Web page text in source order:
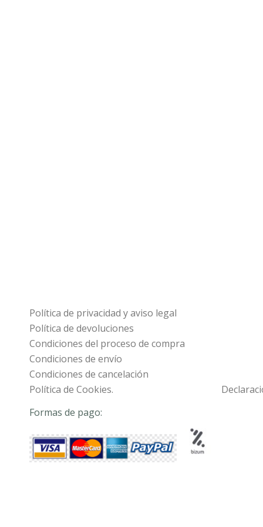
Política de privacidad y aviso legal
Política de devoluciones
Condiciones del proceso de compra
Condiciones de envío
Condiciones de cancelación
Política de Cookies.
Formas de pago: